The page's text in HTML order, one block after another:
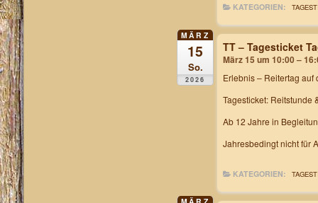
KATEGORIEN:
MÄRZ
15
So.
2026
TT – Tagesticket
März 15 um 10:00 –
Erlebnis – Reitertag auf
Tagesticket: Reitstunde
Ab 12 Jahre in
Jahresbedingt nicht für
KATEGORIEN: